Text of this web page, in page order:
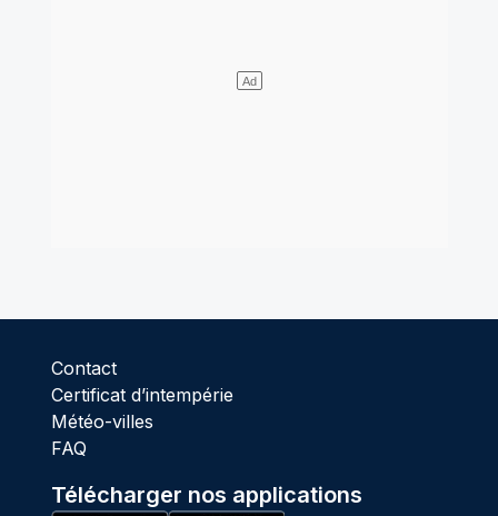
Contact
Certificat d’intempérie
Météo-villes
FAQ
Télécharger nos applications